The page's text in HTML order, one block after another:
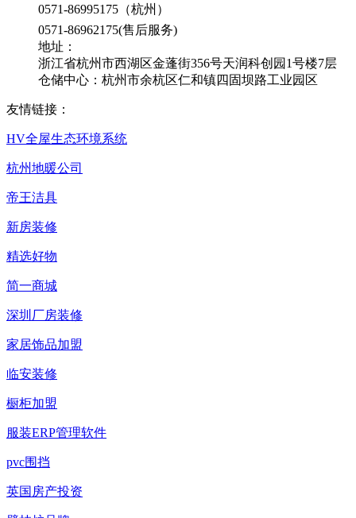
0571-86995175（杭州）
0571-86962175(售后服务)
地址：
浙江省杭州市西湖区金蓬街356号天润科创园1号楼7层
仓储中心：杭州市余杭区仁和镇四固坝路工业园区
友情链接：
HV全屋生态环境系统
杭州地暖公司
帝王洁具
新房装修
精选好物
简一商城
深圳厂房装修
家居饰品加盟
临安装修
橱柜加盟
服装ERP管理软件
pvc围挡
英国房产投资